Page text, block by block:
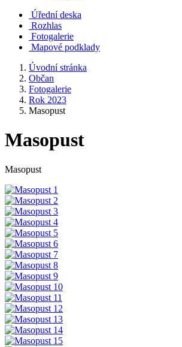
Úřední deska
Rozhlas
Fotogalerie
Mapové podklady
Úvodní stránka
Občan
Fotogalerie
Rok 2023
Masopust
Masopust
Masopust